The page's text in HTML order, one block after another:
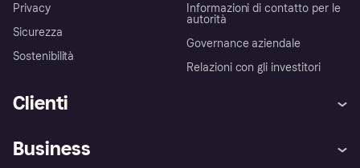
Privacy
Sicurezza
Sostenibilità
Informazioni di contatto per le
autorità
Governance aziendale
Relazioni con gli investitori
Clienti
Business